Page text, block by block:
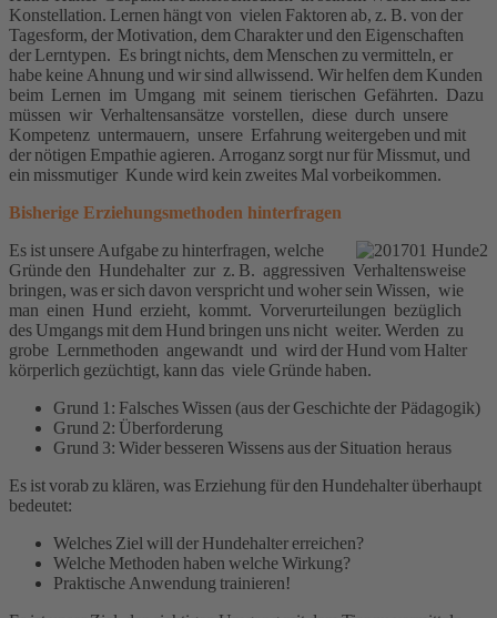
Konstellation. Lernen hängt von vielen Faktoren ab, z. B. von der
Tagesform, der Motivation, dem Charakter und den Eigenschaften
der Lerntypen. Es bringt nichts, dem Menschen zu vermitteln, er
habe keine Ahnung und wir sind allwissend. Wir helfen dem Kunden
beim Lernen im Umgang mit seinem tierischen Gefährten. Dazu
müssen wir Verhaltensansätze vorstellen, diese durch unsere
Kompetenz untermauern, unsere Erfahrung weitergeben und mit
der nötigen Empathie agieren. Arroganz sorgt nur für Missmut, und
ein missmutiger Kunde wird kein zweites Mal vorbeikommen.
Bisherige Erziehungsmethoden hinterfragen
Es ist unsere Aufgabe zu hinterfragen, welche
Gründe den Hundehalter zur z. B. aggressiven Verhaltensweise
bringen, was er sich davon verspricht und woher sein Wissen, wie
man einen Hund erzieht, kommt. Vorverurteilungen bezüglich
des Umgangs mit dem Hund bringen uns nicht weiter. Werden zu
grobe Lernmethoden angewandt und wird der Hund vom Halter
körperlich gezüchtigt, kann das viele Gründe haben.
Grund 1: Falsches Wissen (aus der Geschichte der Pädagogik)
Grund 2: Überforderung
Grund 3: Wider besseren Wissens aus der Situation heraus
Es ist vorab zu klären, was Erziehung für den Hundehalter überhaupt
bedeutet:
Welches Ziel will der Hundehalter erreichen?
Welche Methoden haben welche Wirkung?
Praktische Anwendung trainieren!